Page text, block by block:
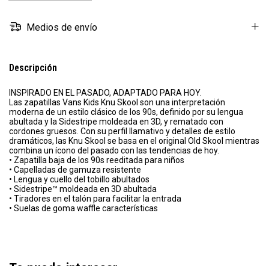
Medios de envío
Descripción
INSPIRADO EN EL PASADO, ADAPTADO PARA HOY.
Las zapatillas Vans Kids Knu Skool son una interpretación
moderna de un estilo clásico de los 90s, definido por su lengua
abultada y la Sidestripe moldeada en 3D, y rematado con
cordones gruesos. Con su perfil llamativo y detalles de estilo
dramáticos, las Knu Skool se basa en el original Old Skool mientras
combina un ícono del pasado con las tendencias de hoy.
• Zapatilla baja de los 90s reeditada para niños
• Capelladas de gamuza resistente
• Lengua y cuello del tobillo abultados
• Sidestripe™ moldeada en 3D abultada
• Tiradores en el talón para facilitar la entrada
• Suelas de goma waffle características